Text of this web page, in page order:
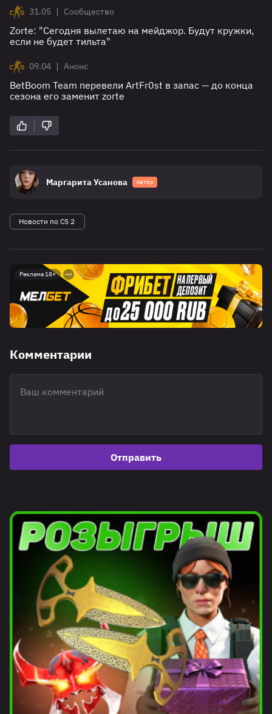
31.05 | Сообщество
Zorte: "Сегодня вылетаю на мейджор. Будут кружки,
если не будет тильта"
09.04 | Анонс
BetBoom Team перевели ArtFr0st в запас — до конца
сезона его заменит zorte
Маргарита Усанова Автор
Новости по CS 2
Реклама 18+
Комментарии
Отправить